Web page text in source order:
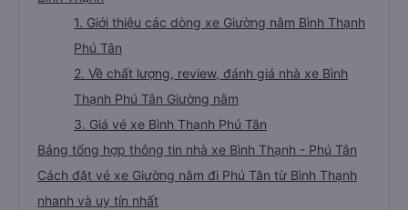
1. Giới thiệu các dòng xe Giường nằm Bình Thạnh
Phú Tân
2. Về chất lượng, review, đánh giá nhà xe Bình
Thạnh Phú Tân Giường nằm
3. Giá vé xe Bình Thạnh Phú Tân
Bảng tổng hợp thông tin nhà xe Bình Thạnh - Phú Tân
Cách đặt vé xe Giường nằm đi Phú Tân từ Bình Thạnh
nhanh và uy tín nhất